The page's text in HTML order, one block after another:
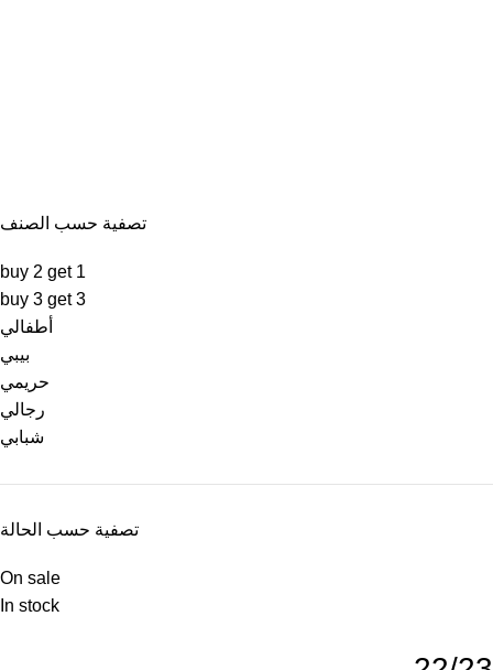
تصفية حسب الصنف
buy 2 get 1
buy 3 get 3
أطفالي
بيبي
حريمي
رجالي
شبابي
تصفية حسب الحالة
On sale
In stock